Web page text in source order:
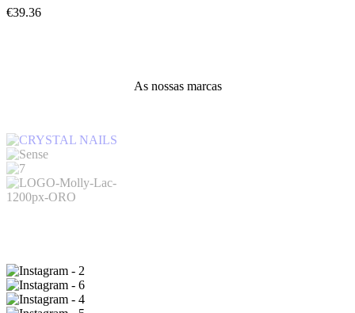
€39.36
As nossas marcas